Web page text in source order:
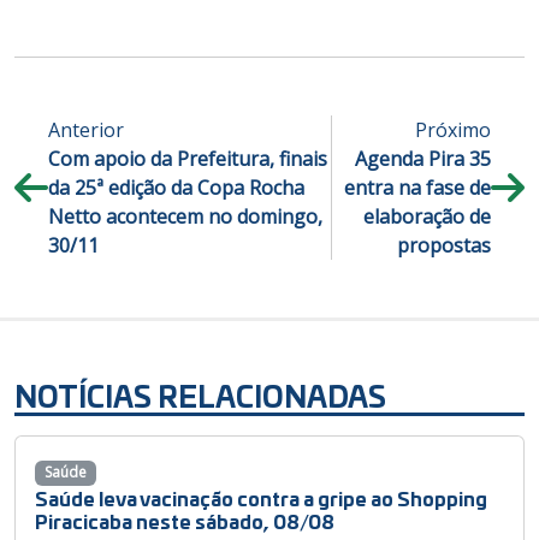
Anterior
Com apoio da Prefeitura, finais
da 25ª edição da Copa Rocha
Netto acontecem no domingo,
30/11
Próximo
Agenda Pira 35
entra na fase de
elaboração de
propostas
NOTÍCIAS RELACIONADAS
Saúde leva vacinação contra a gripe ao Shopping
Piracicaba neste sábado, 08/08
Saúde